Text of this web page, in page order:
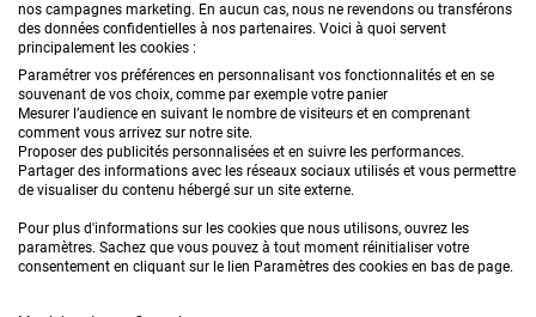
PRODUITS
CONSEILS
FAQ
DEMANDE DE DEVIS
nos campagnes marketing. En aucun cas, nous ne revendons ou transférons
des données confidentielles à nos partenaires. Voici à quoi servent
principalement les cookies :
Paramétrer vos préférences en personnalisant vos fonctionnalités et en se
souvenant de vos choix, comme par exemple votre panier
Mesurer l’audience en suivant le nombre de visiteurs et en comprenant
comment vous arrivez sur notre site.
Proposer des publicités personnalisées et en suivre les performances.
Partager des informations avec les réseaux sociaux utilisés et vous permettre
de visualiser du contenu hébergé sur un site externe.
Pour plus d'informations sur les cookies que nous utilisons, ouvrez les
paramètres. Sachez que vous pouvez à tout moment réinitialiser votre
consentement en cliquant sur le lien Paramètres des cookies en bas de page.